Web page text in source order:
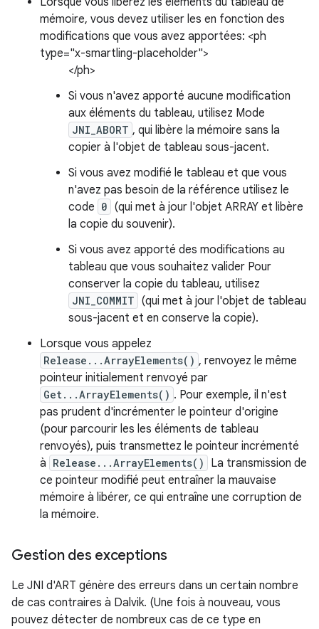
mémoire, vous devez utiliser les en fonction des
modifications que vous avez apportées: <ph
type="x-smartling-placeholder">
</ph>
Si vous n'avez apporté aucune modification
aux éléments du tableau, utilisez Mode
JNI_ABORT , qui libère la mémoire sans la
copier à l'objet de tableau sous-jacent.
Si vous avez modifié le tableau et que vous
n'avez pas besoin de la référence utilisez le
code 0 (qui met à jour l'objet ARRAY et libère
la copie du souvenir).
Si vous avez apporté des modifications au
tableau que vous souhaitez valider Pour
conserver la copie du tableau, utilisez
JNI_COMMIT (qui met à jour l'objet de tableau
sous-jacent et en conserve la copie).
Lorsque vous appelez
Release...ArrayElements() , renvoyez le même
pointeur initialement renvoyé par
Get...ArrayElements() . Pour exemple, il n'est
pas prudent d'incrémenter le pointeur d'origine
(pour parcourir les les éléments de tableau
renvoyés), puis transmettez le pointeur incrémenté
à Release...ArrayElements()
La transmission de
ce pointeur modifié peut entraîner la mauvaise
mémoire à libérer, ce qui entraîne une corruption de
la mémoire.
Gestion des exceptions
Le JNI d'ART génère des erreurs dans un certain nombre
de cas contraires à Dalvik. (Une fois à nouveau, vous
pouvez détecter de nombreux cas de ce type en